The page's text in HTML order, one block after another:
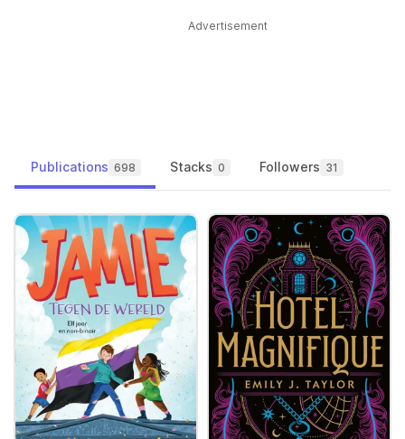
Advertisement
Publications 698 Stacks 0 Followers 31